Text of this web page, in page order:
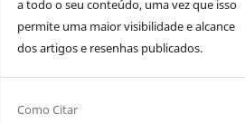
a todo o seu conteúdo, uma vez que isso
permite uma maior visibilidade e alcance
dos artigos e resenhas publicados.
Como Citar